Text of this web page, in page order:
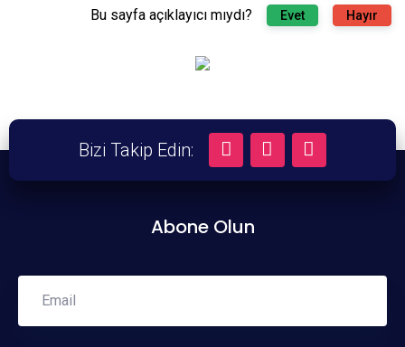
Bu sayfa açıklayıcı mıydı? Evet Hayır
Bizi Takip Edin:
Abone Olun